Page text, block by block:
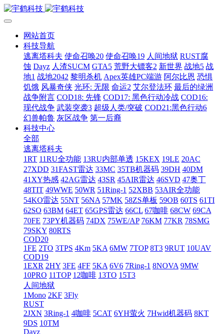
网站首页
科技导航
逃离塔科夫 使命召唤20 使命召唤19 人间地狱 RUST腐
蚀 Dayz 人渣SUCM GTA5 荒野大镖客2 新世界 战地5 战
地1 战地2042 黎明杀机 Apex英雄PC端游 阿尔比恩 恐惧
饥饿 风暴奇侠 光环: 无限 命运2 艾尔登法环 最后的绿洲
战争附言 COD18: 先锋 COD17: 黑色行动冷战 COD16:
现代战争 武装突袭3 超级人类/突破 COD21:黑色行动6
幻兽帕鲁 灰区战争 第一后裔
科技中心
全部
逃离塔科夫
1RT 11RU全功能 13RU内部单透 15KEX 19LE 20AC
27XDD 31FAST雷达 33MC 35TB机器码 39DH 40DM
41XY热感 42AG雷达 43SR 45AIR雷达 46SVD 47奥丁
48TIT 49WWE 50WR 51Ring-1 52XBB 53AIR全功能
54KO雷达 55NT 56NA 57MK 58ZS单板 59OB 60TS 61TI
62SO 63BM 64ET 65GPS雷达 66CL 67咖啡 68CW 69CA
70FE 73PY机器码 74DX 75WE/AP 76KM 77KR 78SMG
79SKY 80RTS
COD20
1FE 2TO 3TPS 4Km 5KA 6MW 7TOP 8T3 9RUT 10UAV
COD19
1EXR 2HY 3FE 4FF 5KA 6V6 7Ring-1 8NOVA 9MW
10PRO 11TOP 12咖啡 13TO 15T3
人间地狱
1Mono 2KF 3Fly
RUST
2JXN 3Ring-1 4咖啡 5CAT 6YH萤火 7Hwid机器码 8KT
9DS 10TM
Dayz